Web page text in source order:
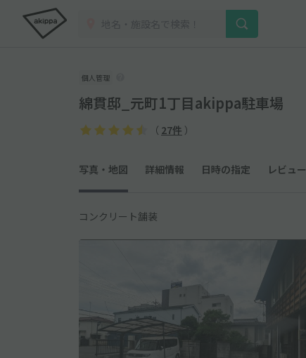
個人管理
綿貫邸_元町1丁目akippa駐車場
（ 27件 ）
写真・地図 詳細情報 日時の指定 レビュー
コンクリート舗装